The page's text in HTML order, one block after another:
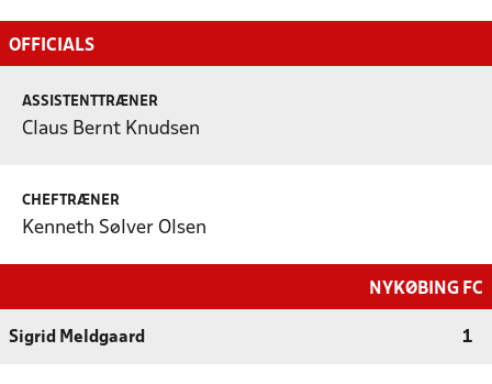
OFFICIALS
ASSISTENTTRÆNER
Claus Bernt Knudsen
CHEFTRÆNER
Kenneth Sølver Olsen
NYKØBING FC
Sigrid Meldgaard 1